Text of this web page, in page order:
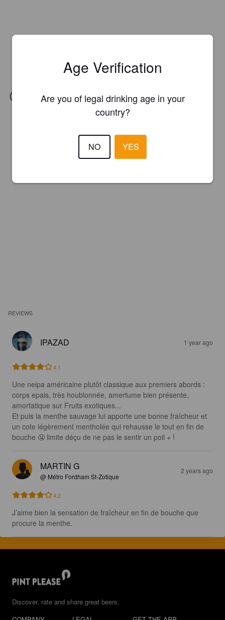
IBU:30
REVIEWS
IPAZAD 1 year ago
4.1
Une neipa américaine plutôt classique aux premiers abords :
corps epais, très houblonnée, amertume bien présente,
amortatique sur Fruits exotiques...
Et puis la menthe sauvage lui apporte une bonne fraîcheur et
un cote légèrement mentholée qui rehausse le tout en fin de
bouche 🤤 limite déçu de ne pas le sentir un poil + !
MARTIN G
@ Métro Fordham St-Zotique
2 years ago
4.2
J’aime bien la sensation de fraîcheur en fin de bouche que
procure la menthe.
Discover, rate and share great beers.
Age Verification
Are you of legal drinking age in your
country?
NO YES